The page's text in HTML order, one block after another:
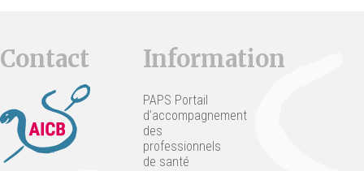
Contact Information
PAPS Portail
d’accompagnement
des
professionnels
de santé